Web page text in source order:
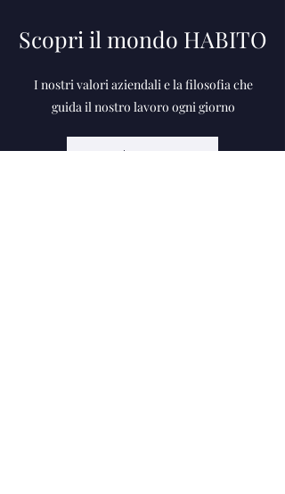
Scopri il mondo HABITO
I nostri valori aziendali e la filosofia che
guida il nostro lavoro ogni giorno
Chi siamo